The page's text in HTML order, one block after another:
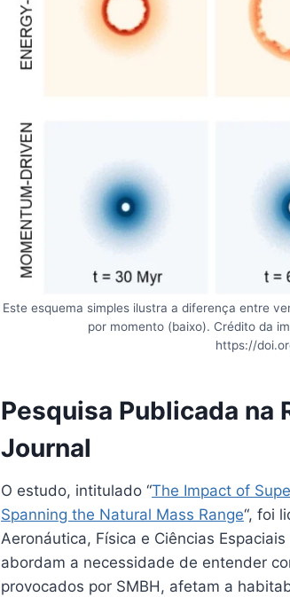
Este esquema simples ilustra a diferença entre
por momento (baixo). Crédito da
https://
Pesquisa Publicada na
Journal
O estudo, intitulado “The Impact of
Spanning the Natural Mass Range“, foi
Aeronáutica, Física e Ciências
abordam a necessidade de entender
provocados por SMBH, afetam a